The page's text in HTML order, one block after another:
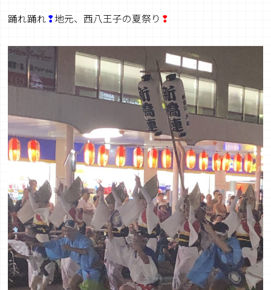
踊れ踊れ❢地元、西八王子の夏祭り ❢